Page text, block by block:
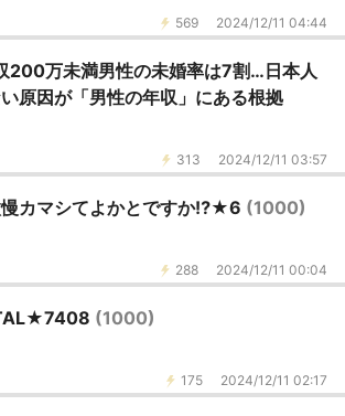
569 2024/12/11 04:44
200万未満男性の未婚率は7割…日本人
原因が「男性の年収」にある根拠
313 2024/12/11 03:57
慢カマシてよかとですか⁉️★6 (1000)
288 2024/12/11 00:04
(1000)
175 2024/12/11 02:17